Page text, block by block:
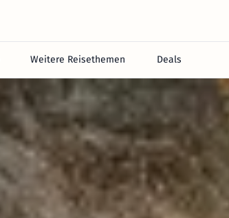
Weitere Reisethemen Deals